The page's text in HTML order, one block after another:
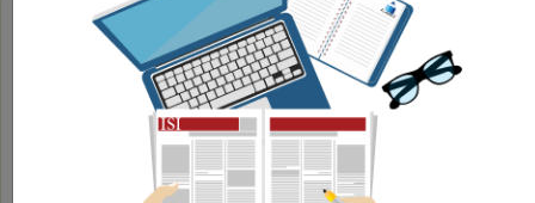
معادل انگلیسی افزایش سطحی سرمایه (درجریان
تولید)
علوم اقتصادی